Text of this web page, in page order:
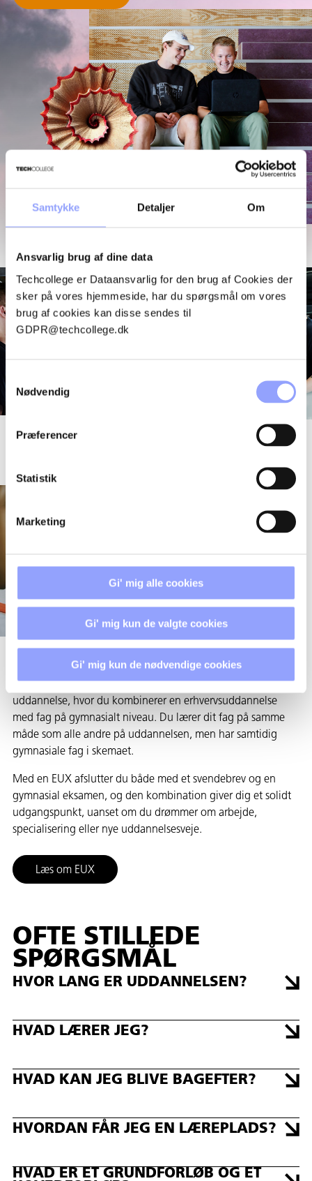
Samtykke Detaljer Om
Ansvarlig brug af dine data
Techcollege er Dataansvarlig for den brug af Cookies der
sker på vores hjemmeside, har du spørgsmål om vores
brug af cookies kan disse sendes til
GDPR@techcollege.dk
Samtykkevalg
Nødvendig
Præferencer
Statistik
Marketing
Gi' mig alle cookies
Gi' mig kun de valgte cookies
Gi' mig kun de nødvendige cookies
TAG EN EUX
EUX står for erhvervsfaglig studentereksamen. Det er en
uddannelse, hvor du kombinerer en erhvervsuddannelse
med fag på gymnasialt niveau. Du lærer dit fag på samme
måde som alle andre på uddannelsen, men har samtidig
gymnasiale fag i skemaet.
Med en EUX afslutter du både med et svendebrev og en
gymnasial eksamen, og den kombination giver dig et solidt
udgangspunkt, uanset om du drømmer om arbejde,
specialisering eller nye uddannelsesveje.
Læs om EUX
OFTE STILLEDE
SPØRGSMÅL
HVOR LANG ER UDDANNELSEN?
HVAD LÆRER JEG?
HVAD KAN JEG BLIVE BAGEFTER?
HVORDAN FÅR JEG EN LÆREPLADS?
HVAD ER ET GRUNDFORLØB OG ET